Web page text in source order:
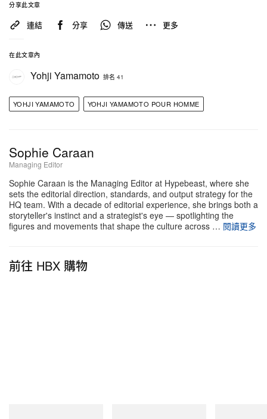
1994 年的「Marionnette」大秀至今仍被視為日本前
衛時裝伸展台劇場的巔峰之一，模特兒以如同傀儡般
現 Yamamoto 作品中反覆出現的風化裂痕質感。
「tuxedo」面料的選用，則是對品牌 DNA 的技術致
敬，藉其恰到好處的重量與近乎「烏鴉黑」般的深邃
Yohji Yamamoto Pour Homme「Cracked
Embroidery」系列將於 4 月 29 日正式發售，並將率
先於 Hankyu Men’s Tokyo 與 Osaka 快閃店舉辦獨家
預覽。
分享此文章
連結 分享 傳送 更多
在此文章內
Yohji Yamamoto 排名 41
YOHJI YAMAMOTO YOHJI YAMAMOTO POUR HOMME
Sophie Caraan
Managing Editor
Sophie Caraan is the Managing Editor at Hypebeast, where she
sets the editorial direction, standards, and output strategy for the
HQ team. With a decade of editorial experience, she brings both a
storyteller's instinct and a strategist's eye — spotlighting the
figures and movements that shape the culture across … 閱讀更多
前往 HBX 購物